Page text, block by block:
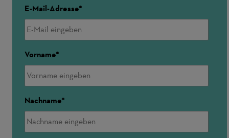
E-Mail-Adresse
Vorname
Nachname